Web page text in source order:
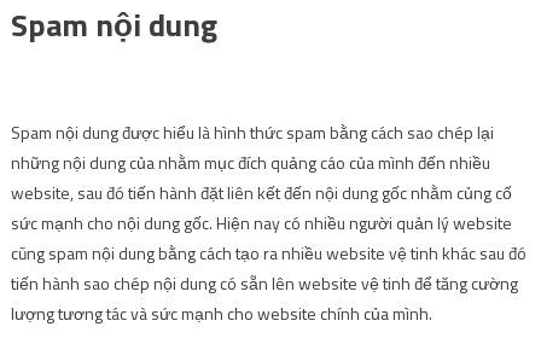
Spam nội dung
Spam nội dung được hiểu là hình thức spam bằng cách sao chép lại
những nội dung của nhằm mục đích quảng cáo của mình đến nhiều
website, sau đó tiến hành đặt liên kết đến nội dung gốc nhằm củng cố
sức mạnh cho nội dung gốc. Hiện nay có nhiều người quản lý website
cũng spam nội dung bằng cách tạo ra nhiều website vệ tinh khác sau đó
tiến hành sao chép nội dung có sẵn lên website vệ tinh để tăng cường
lượng tương tác và sức mạnh cho website chính của mình.